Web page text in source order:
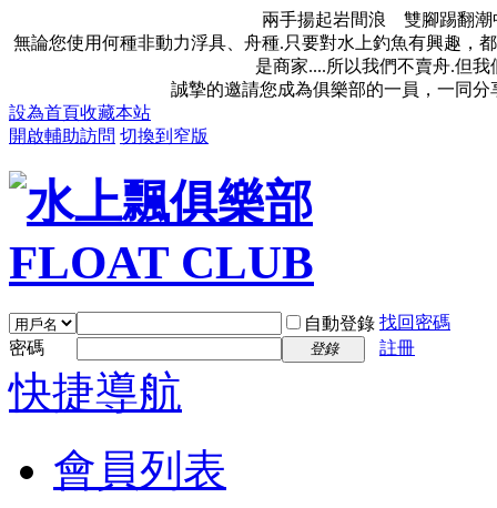
兩手揚起岩間浪 雙腳踢翻
無論您使用何種非動力浮具、舟種.只要對水上釣魚有興趣，
是商家....所以我們不賣舟.但
誠摯的邀請您成為俱樂部的一員，一同
設為首頁收藏本站
開啟輔助訪問 切換到窄版
自動登錄 找回密碼
密碼
登錄 註冊
快捷導航
會員列表